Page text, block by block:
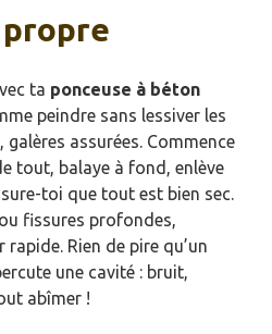
ta ponceuse à béton
peindre sans lessiver les
assurées. Commence
tout, balaye à fond, enlève
toi que tout est bien sec.
fissures profondes,
Rien de pire qu’un
une cavité : bruit,
abîmer !